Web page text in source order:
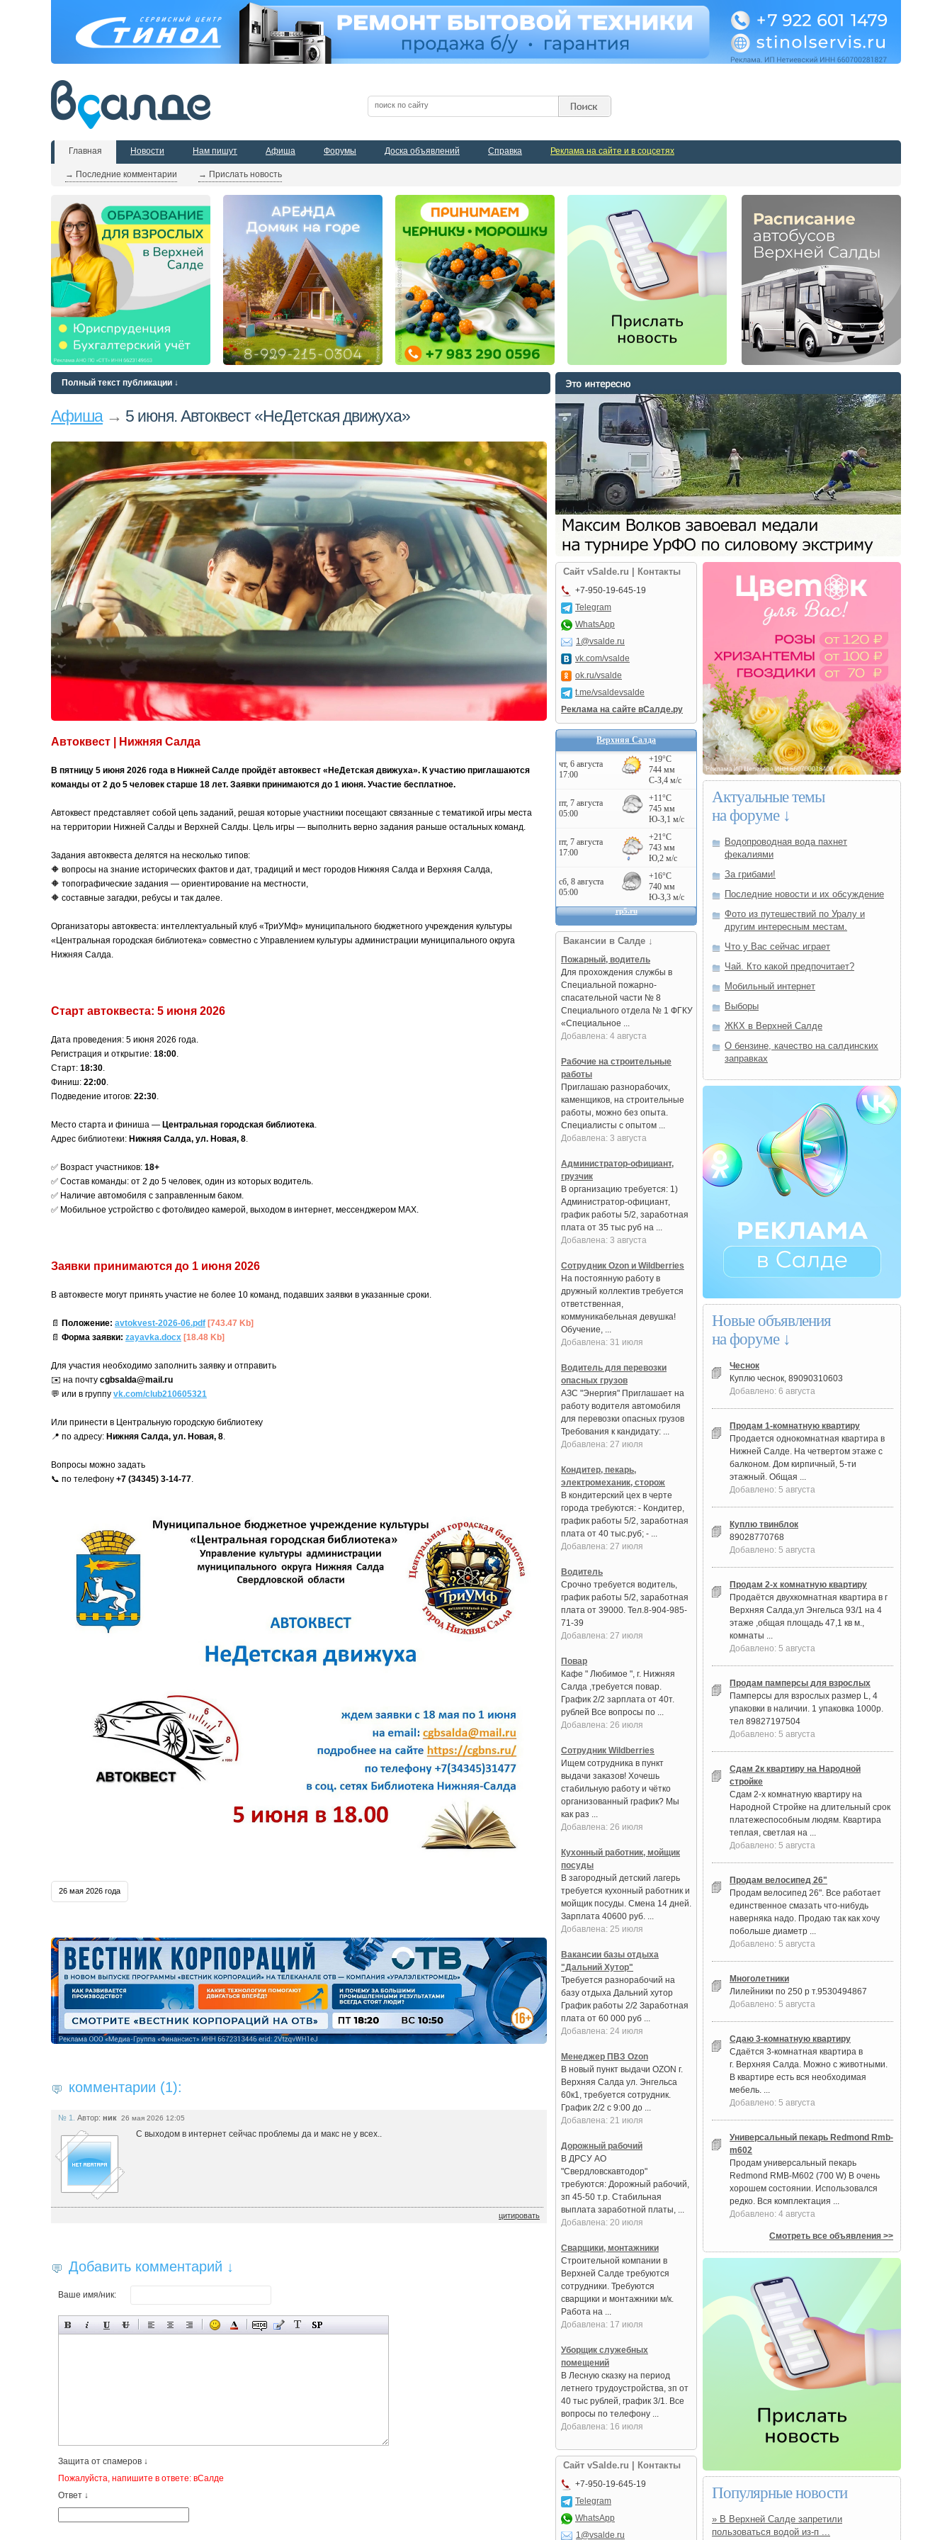
Главная
→ Последние комментарии → Прислать новость
Новости Нам пишут Афиша Форумы Доска объявлений Справка Реклама на сайте и в соцсетях
Полный текст публикации ↓
Афиша→ 5 июня. Автоквест «НеДетская движуха»
Автоквест | Нижняя Салда
В пятницу 5 июня 2026 года в Нижней Салде пройдёт автоквест «НеДетская движуха». К участию приглашаются
команды от 2 до 5 человек старше 18 лет. Заявки принимаются до 1 июня. Участие бесплатное.
Автоквест представляет собой цепь заданий, решая которые участники посещают связанные с тематикой игры места
на территории Нижней Салды и Верхней Салды. Цель игры — выполнить верно задания раньше остальных команд.
Задания автоквеста делятся на несколько типов:
🔶 вопросы на знание исторических фактов и дат, традиций и мест городов Нижняя Салда и Верхняя Салда,
🔶 топографические задания — ориентирование на местности,
🔶 составные загадки, ребусы и так далее.
Организаторы автоквеста: интеллектуальный клуб «ТриУМф» муниципального бюджетного учреждения культуры
«Центральная городская библиотека» совместно с Управлением культуры администрации муниципального округа
Нижняя Салда.
Старт автоквеста: 5 июня 2026
Дата проведения: 5 июня 2026 года.
Регистрация и открытие: 18:00.
Старт: 18:30.
Финиш: 22:00.
Подведение итогов: 22:30.
Место старта и финиша — Центральная городская библиотека.
Адрес библиотеки: Нижняя Салда, ул. Новая, 8.
✅ Возраст участников: 18+
✅ Состав команды: от 2 до 5 человек, один из которых водитель.
✅ Наличие автомобиля с заправленным баком.
✅ Мобильное устройство с фото/видео камерой, выходом в интернет, мессенджером МАХ.
Заявки принимаются до 1 июня 2026
В автоквесте могут принять участие не более 10 команд, подавших заявки в указанные сроки.
📄 Положение: avtokvest-2026-06.pdf [743.47 Kb]
📄 Форма заявки: zayavka.docx [18.48 Kb]
Для участия необходимо заполнить заявку и отправить
✉️ на почту cgbsalda@mail.ru
💬 или в группу vk.com/club210605321
Или принести в Центральную городскую библиотеку
📍 по адресу: Нижняя Салда, ул. Новая, 8.
Вопросы можно задать
📞 по телефону +7 (34345) 3-14-77.
26 мая 2026 года
комментарии (1):
№ 1. Автор: ник 26 мая 2026 12:05
С выходом в интернет сейчас проблемы да и макс не у всех..
цитировать
Добавить комментарий ↓
Ваше имя/ник:
Защита от спамеров ↓
Пожалуйста, напишите в ответе: вСалде
Ответ ↓
Сайт vSalde.ru | Контакты
+7-950-19-645-19
Telegram
WhatsApp
1@vsalde.ru
vk.com/vsalde
ok.ru/vsalde
t.me/vsaldevsalde
Реклама на сайте вСалде.ру
Верхняя Салда
Вакансии в Салде ↓
Пожарный, водитель
Для прохождения службы в
Специальной пожарно-
спасательной части № 8
Специального отдела № 1 ФГКУ
«Специальное ...
Добавлена: 4 августа
Рабочие на строительные
работы
Приглашаю разнорабочих,
каменщиков, на строительные
работы, можно без опыта.
Специалисты с опытом ...
Добавлена: 3 августа
Администратор-официант,
грузчик
В организацию требуется: 1)
Администратор-официант,
график работы 5/2, заработная
плата от 35 тыс руб на ...
Добавлена: 3 августа
Сотрудник Ozon и Wildberries
На постоянную работу в
дружный коллектив требуется
ответственная,
коммуникабельная девушка!
Обучение, ...
Добавлена: 31 июля
Водитель для перевозки
опасных грузов
АЗС "Энергия" Приглашает на
работу водителя автомобиля
для перевозки опасных грузов
Требования к кандидату: ...
Добавлена: 27 июля
Кондитер, пекарь,
электромеханик, сторож
В кондитерский цех в черте
города требуются: - Кондитер,
график работы 5/2, заработная
плата от 40 тыс.руб; - ...
Добавлена: 27 июля
Водитель
Срочно требуется водитель,
график работы 5/2, заработная
плата от 39000. Тел.8-904-985-
71-39
Добавлена: 27 июля
Повар
Кафе " Любимое ", г. Нижняя
Салда ,требуется повар.
График 2/2 зарплата от 40т.
рублей Все вопросы по ...
Добавлена: 26 июля
Сотрудник Wildberries
Ищем сотрудника в пункт
выдачи заказов! Хочешь
стабильную работу и чётко
организованный график? Мы
как раз ...
Добавлена: 26 июля
Кухонный работник, мойщик
посуды
В загородный детский лагерь
требуется кухонный работник и
мойщик посуды. Смена 14 дней.
Зарплата 40600 руб. ...
Добавлена: 25 июля
Вакансии базы отдыха
"Дальний Хутор"
Требуется разнорабочий на
базу отдыха Дальний хутор
График работы 2/2 Заработная
плата от 60 000 руб ...
Добавлена: 24 июля
Менеджер ПВЗ Ozon
В новый пункт выдачи OZON г.
Верхняя Салда ул. Энгельса
60к1, требуется сотрудник.
График 2/2 с 9:00 до ...
Добавлена: 21 июля
Дорожный рабочий
В ДРСУ АО
"Свердловскавтодор"
требуются: Дорожный рабочий,
зп 45-50 т.р. Стабильная
выплата заработной платы, ...
Добавлена: 20 июля
Сварщики, монтажники
Строительной компании в
Верхней Салде требуются
сотрудники. Требуются
сварщики и монтажники м/к.
Работа на ...
Добавлена: 17 июля
Уборщик служебных
помещений
В Лесную сказку на период
летнего трудоустройства, зп от
40 тыс рублей, график 3/1. Все
вопросы по телефону ...
Добавлена: 16 июля
Сайт vSalde.ru | Контакты
+7-950-19-645-19
Telegram
WhatsApp
1@vsalde.ru
Актуальные темы
на форуме ↓
Водопроводная вода пахнет
фекалиями
За грибами!
Последние новости и их обсуждение
Фото из путешествий по Уралу и
другим интересным местам.
Что у Вас сейчас играет
Чай. Кто какой предпочитает?
Мобильный интернет
Выборы
ЖКХ в Верхней Салде
О бензине, качество на салдинских
заправках
Новые объявления
на форуме ↓
Чеснок
Куплю чеснок, 89090310603
Добавлено: 6 августа
Продам 1-комнатную квартиру
Продается однокомнатная квартира в
Нижней Салде. На четвертом этаже с
балконом. Дом кирпичный, 5-ти
этажный. Общая ...
Добавлено: 5 августа
Куплю твинблок
89028770768
Добавлено: 5 августа
Продам 2-х комнатную квартиру
Продаётся двухкомнатная квартира в г
Верхняя Салда,ул Энгельса 93/1 на 4
этаже ,общая площадь 47,1 кв м.,
комнаты ...
Добавлено: 5 августа
Продам памперсы для взрослых
Памперсы для взрослых размер L, 4
упаковки в наличии. 1 упаковка 1000р.
тел 89827197504
Добавлено: 5 августа
Сдам 2к квартиру на Народной
стройке
Сдам 2-х комнатную квартиру на
Народной Стройке на длительный срок
платежеспособным людям. Квартира
теплая, светлая на ...
Добавлено: 5 августа
Продам велосипед 26"
Продам велосипед 26". Все работает
единственное смазать что-нибудь
наверняка надо. Продаю так как хочу
побольше диаметр ...
Добавлено: 5 августа
Многолетники
Лилейники по 250 р т.9530494867
Добавлено: 5 августа
Сдаю 3‑комнатную квартиру
Сдаётся 3‑комнатная квартира в
г. Верхняя Салда. Можно с животными.
В квартире есть вся необходимая
мебель. ...
Добавлено: 5 августа
Универсальный пекарь Redmond Rmb-
m602
Продам универсальный пекарь
Redmond RMB-M602 (700 W) В очень
хорошем состоянии. Использовался
редко. Вся комплектация ...
Добавлено: 4 августа
Смотреть все объявления >>
Популярные новости
» В Верхней Салде запретили
пользоваться водой из‑п ...